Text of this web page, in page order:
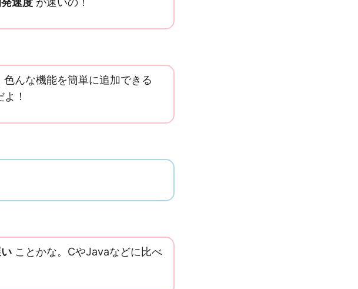
色んな機能を簡単に追加できる
！
ことかな。CやJavaなどに比べ